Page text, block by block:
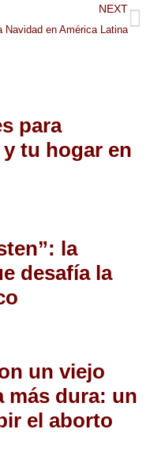
NEXT
Navidad en América Latina
para
tu hogar en
la
desafía la
un viejo
más dura: un
el aborto